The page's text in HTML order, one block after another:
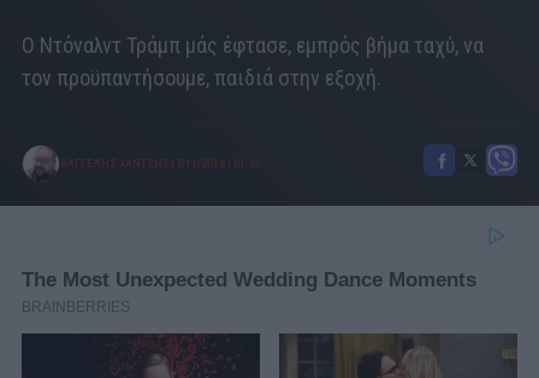
O Ντόναλντ Τράμπ μάς έφτασε, εμπρός βήμα ταχύ, να
τον προϋπαντήσουμε, παιδιά στην εξοχή.
ΒΑΓΓΕΛΗΣ ΧΑΝΤΖΗΣ 17/11/2016 01:26